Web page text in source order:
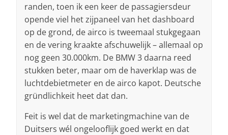
randen, toen ik een keer de passagiersdeur
opende viel het zijpaneel van het dashboard
op de grond, de airco is tweemaal stukgegaan
en de vering kraakte afschuwelijk – allemaal op
nog geen 30.000km. De BMW 3 daarna reed
stukken beter, maar om de haverklap was de
luchtdebietmeter en de airco kapot. Deutsche
gründlichkeit heet dat dan.
Feit is wel dat de marketingmachine van de
Duitsers wél ongelooflijk goed werkt en dat